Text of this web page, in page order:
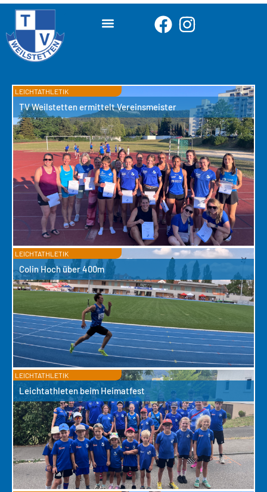
LEICHTATHLETIK
TV Weilstetten ermittelt Vereinsmeister
LEICHTATHLETIK
Colin Hoch über 400m
LEICHTATHLETIK
Leichtathleten beim Heimatfest